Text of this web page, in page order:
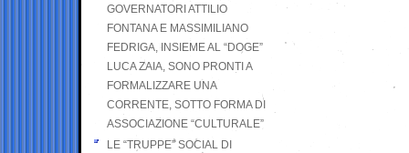
GOVERNATORI ATTILIO
FONTANA E MASSIMILIANO
FEDRIGA, INSIEME AL “DOGE”
LUCA ZAIA, SONO PRONTI A
FORMALIZZARE UNA
CORRENTE, SOTTO FORMA DI
ASSOCIAZIONE “CULTURALE”
LE “TRUPPE” SOCIAL DI